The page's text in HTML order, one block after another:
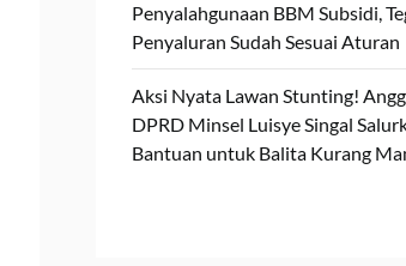
Penyalahgunaan BBM Subsidi,
Penyaluran Sudah Sesuai Aturan
Aksi Nyata Lawan Stunting!
DPRD Minsel Luisye Singal
Bantuan untuk Balita Kurang